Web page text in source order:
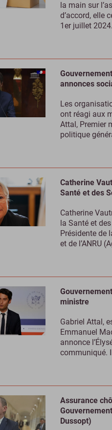
la main sur
d’accord, elle
1er juillet
annonces
Les
ont réagi aux
Attal, Premier
politique
Catherine
Santé et des
Catherine
la Santé et
Présidente de
et de l’ANRU
ministre
Gabriel Attal,
Emmanuel
annonce
communiqué.
Assurance
Dussopt)